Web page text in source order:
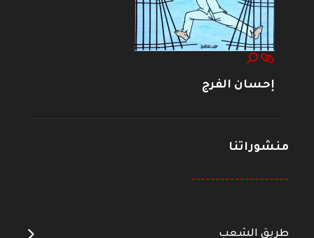
إحسان الفرج
منشوراتنا
--------------------
طريق الشعب